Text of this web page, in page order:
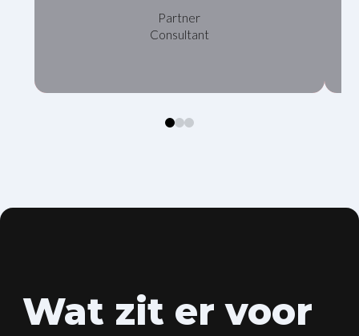
Partner
Consultant
012
Wat zit er voor